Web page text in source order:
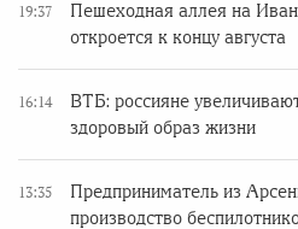
19:37
Пешеходная аллея на
откроется к концу августа
16:14
ВТБ: россияне
здоровый образ жизни
13:35
Предприниматель из
производство